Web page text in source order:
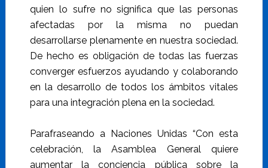
quien lo sufre no significa que las personas
afectadas por la misma no puedan
desarrollarse plenamente en nuestra sociedad.
De hecho es obligación de todas las fuerzas
converger esfuerzos ayudando y colaborando
en la desarrollo de todos los ámbitos vitales
para una integración plena en la sociedad.
Parafraseando a Naciones Unidas “Con esta
celebración, la Asamblea General quiere
aumentar la conciencia pública sobre la